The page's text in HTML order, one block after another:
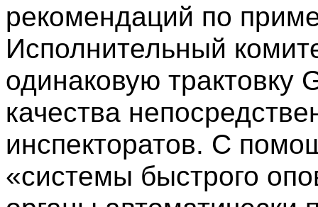
рекомендаций по
Исполнительный
одинаковую трактовку
качества
инспекторатов. С
«системы быстрого